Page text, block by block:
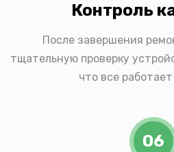
Контроль
После завершения
тщательную проверку
что все
06